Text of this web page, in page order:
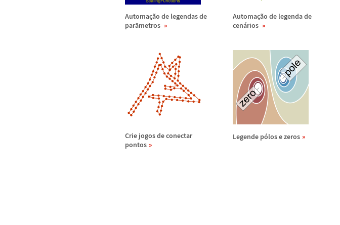
Automação de legendas de
parâmetros
Automação de legenda de
cenários
Crie jogos de conectar
pontos
Legende pólos e zeros